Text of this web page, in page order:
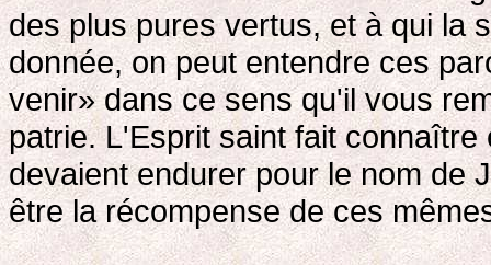
des plus pures vertus, et à qui la
donnée, on peut entendre ces
venir» dans ce sens qu'il vous
patrie. L'Esprit saint fait
devaient endurer pour le nom de
être la récompense de ces